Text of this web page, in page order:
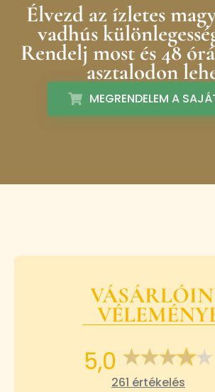
Élvezd az ízletes
vadhús
Rendelj most és 48
asztalodon
MEGRENDELEM A
5,0
261 értékelés